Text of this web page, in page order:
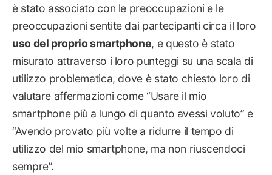
è stato associato con le preoccupazioni e le
preoccupazioni sentite dai partecipanti circa il loro
uso del proprio smartphone, e questo è stato
misurato attraverso i loro punteggi su una scala di
utilizzo problematica, dove è stato chiesto loro di
valutare affermazioni come “Usare il mio
smartphone più a lungo di quanto avessi voluto” e
“Avendo provato più volte a ridurre il tempo di
utilizzo del mio smartphone, ma non riuscendoci
sempre”.